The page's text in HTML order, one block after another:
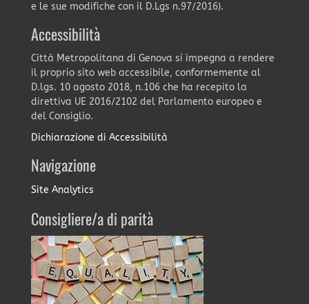
e le sue modifiche con il D.Lgs n.97/2016).
Accessibilità
Città Metropolitana di Genova si impegna a rendere
il proprio sito web accessibile, conformemente al
D.lgs. 10 agosto 2018, n.106 che ha recepito la
direttiva UE 2016/2102 del Parlamento europeo e
del Consiglio.
Dichiarazione di Accessibilità
Navigazione
Site Analytics
Consigliere/a di parità